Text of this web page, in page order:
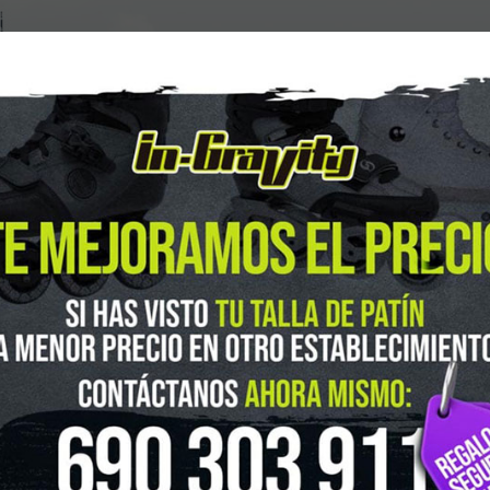
en Instagram